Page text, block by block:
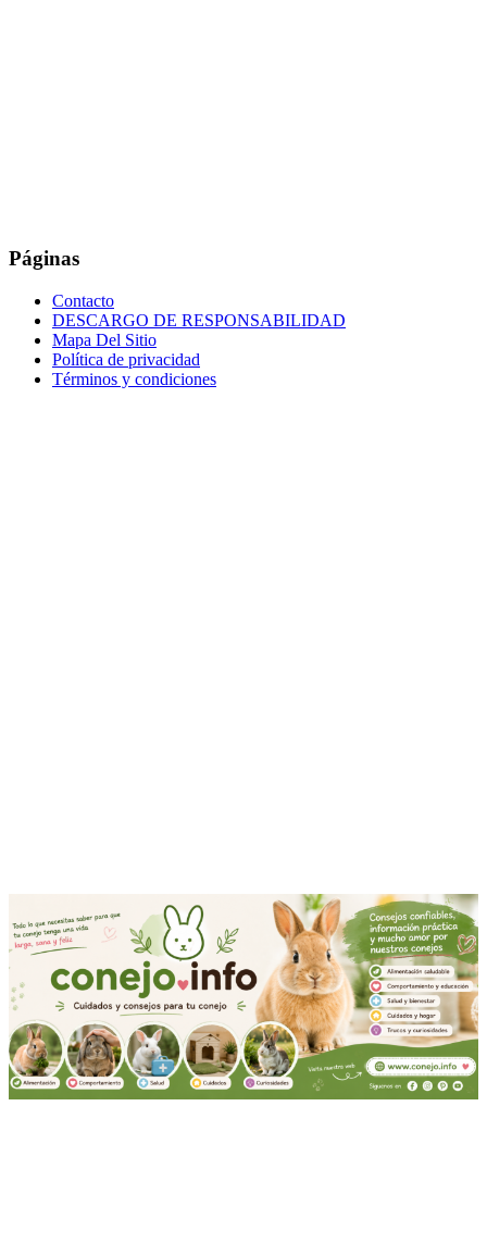
Páginas
Contacto
DESCARGO DE RESPONSABILIDAD
Mapa Del Sitio
Política de privacidad
Términos y condiciones